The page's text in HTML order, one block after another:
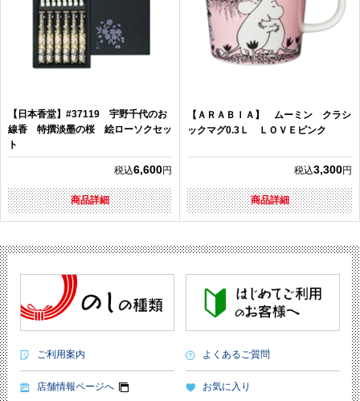
【日本香堂】#37119 宇野千代のお
線香 特撰淡墨の桜 絵ローソクセッ
ト
税込6,600円
商品詳細
【ＡＲＡＢＩＡ】 ムーミン クラシ
ックマグ0.3Ｌ ＬＯＶＥピンク
税込3,300円
商品詳細
ご利用案内 よくあるご質問
店舗情報ページへ お気に入り